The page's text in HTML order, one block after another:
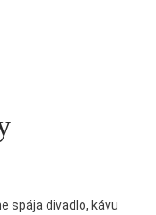
spája divadlo, kávu